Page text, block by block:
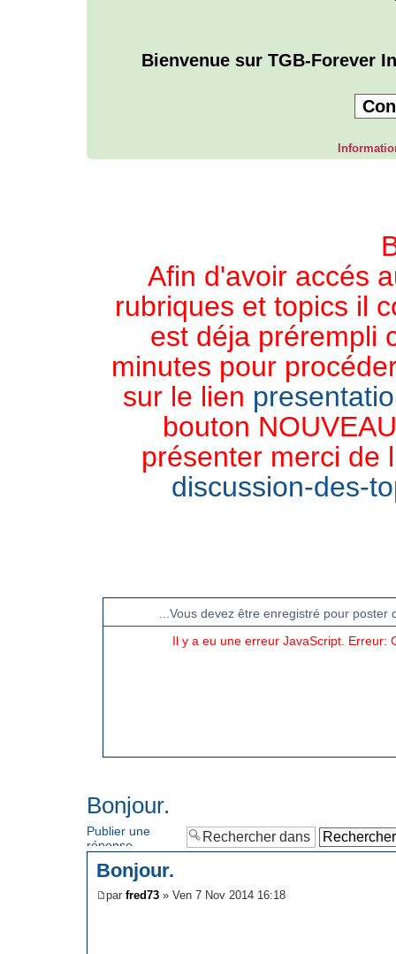
Bienvenue sur TGB-Forever
Afin d'avoir accés
rubriques et topics il
est déja prérempli
minutes pour
sur le lien
bouton
présenter merci de
discussion-des-
...Vous devez être enregistré pour
Il y a eu une erreur JavaScript. Erreur:
Bonjour.
Publier une
réponse
Bonjour.
par fred73 » Ven 7 Nov 2014 16:18